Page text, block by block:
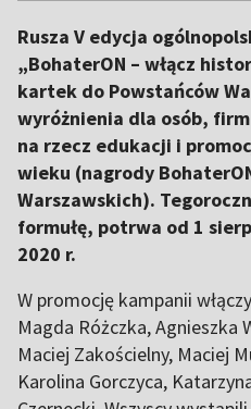
Rusza V edycja
„BohaterON – włącz
kartek do Powstańców
wyróżnienia dla osób,
na rzecz edukacji i
wieku (nagrody
Warszawskich).
formułę, potrwa od 1
2020 r.
W promocję kampanii
Magda Różczka, Agnieszka
Maciej Zakościelny, Maciej
Karolina Gorczyca,